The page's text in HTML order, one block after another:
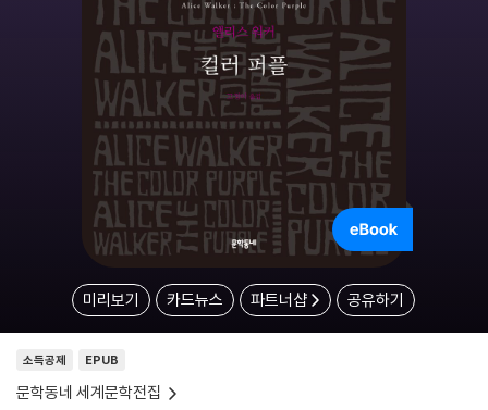
미리보기 카드뉴스 파트너샵 공유하기
소득공제 EPUB
문학동네 세계문학전집